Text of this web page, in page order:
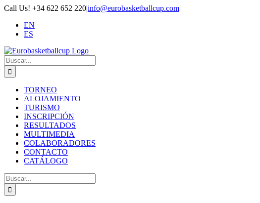
Saltar
contenido
Call Us! +34 622 652 220|info@eurobasketballcup.com
EN
ES
Buscar:
TORNEO
ALOJAMIENTO
TURISMO
INSCRIPCIÓN
RESULTADOS
MULTIMEDIA
COLABORADORES
CONTACTO
CATÁLOGO
Buscar: